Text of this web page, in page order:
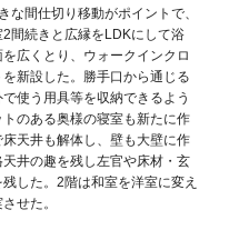
な間仕切り移動がポイントで、
2間続きと広縁をLDKにして浴
広くとり、ウォークインクロ
を新設した。勝手口から通じる
使う用具等を収納できるよう
のある奥様の寝室も新たに作
天井も解体し、壁も大壁に作
井の趣を残し左官や床材・玄
した。2階は和室を洋室に変え
せた。